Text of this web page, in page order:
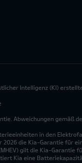
Intelligenz (KI)
Abweichungen gemäß
in den
die Kia-Garantie für
gilt die Kia-Garantie
Kia eine